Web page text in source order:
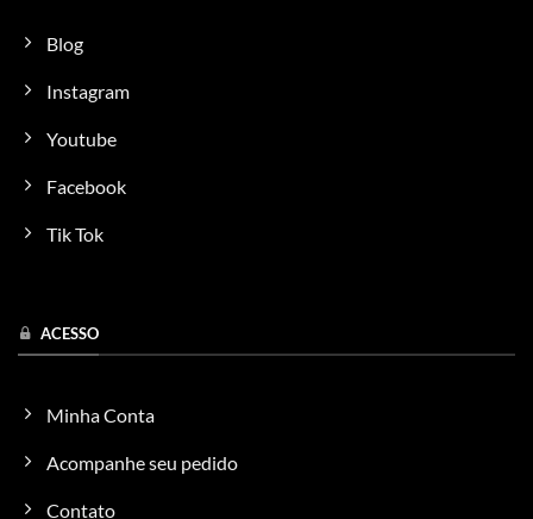
Blog
Instagram
Youtube
Facebook
Tik Tok
ACESSO
Minha Conta
Acompanhe seu pedido
Contato